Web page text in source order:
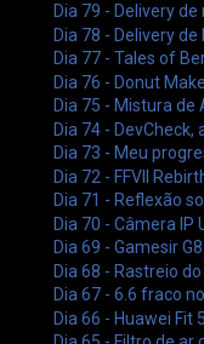
Dia 79 - Delivery
Dia 78 - Delivery
Dia 77 - Tales of
Dia 76 - Donut
Dia 75 - Mistura de
Dia 74 - DevCheck,
Dia 73 - Meu
Dia 72 - FFVII
Dia 71 - Reflexão
Dia 70 - Câmera IP
Dia 69 - Gamesir
Dia 68 - Rastreio
Dia 67 - 6.6 fraco
Dia 66 - Huawei Fit